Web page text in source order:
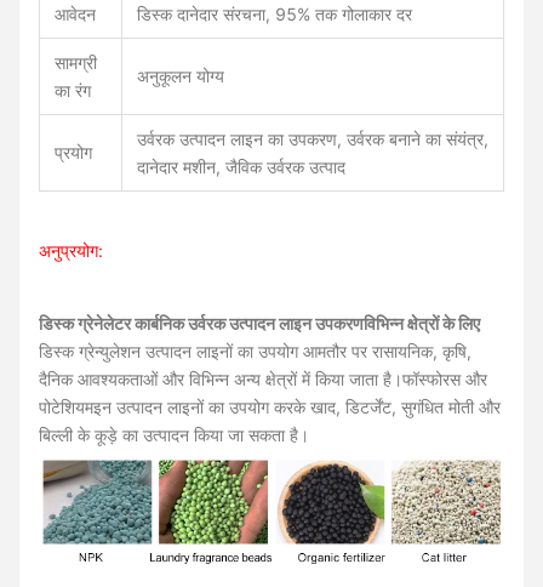
आवेदन डिस्क दानेदार संरचना, 95% तक गोलाकार दर
सामग्री
का रंग
अनुकूलन योग्य
प्रयोग
उर्वरक उत्पादन लाइन का उपकरण, उर्वरक बनाने का संयंत्र,
दानेदार मशीन, जैविक उर्वरक उत्पाद
अनुप्रयोग:
डिस्क ग्रेनेलेटर कार्बनिक उर्वरक उत्पादन लाइन उपकरणविभिन्न क्षेत्रों के लिए
डिस्क ग्रेन्युलेशन उत्पादन लाइनों का उपयोग आमतौर पर रासायनिक, कृषि,
दैनिक आवश्यकताओं और विभिन्न अन्य क्षेत्रों में किया जाता है।फॉस्फोरस और
पोटेशियमइन उत्पादन लाइनों का उपयोग करके खाद, डिटर्जेंट, सुगंधित मोती और
बिल्ली के कूड़े का उत्पादन किया जा सकता है।